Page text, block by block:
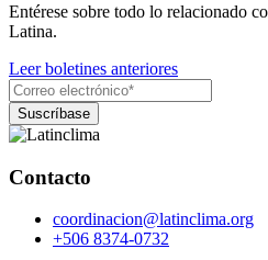
Entérese sobre todo lo relacionado
Latina.
Leer boletines anteriores
Contacto
coordinacion@latinclima.org
+506 8374-0732